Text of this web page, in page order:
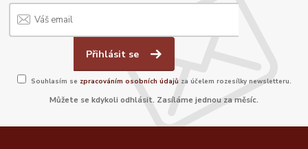
Přihlásit se
Souhlasím se zpracováním osobních údajů za účelem rozesílky newsletteru.
Můžete se kdykoli odhlásit. Zasíláme jednou za měsíc.